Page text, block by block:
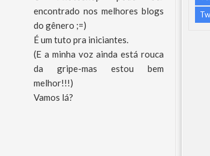
encontrado nos melhores blogs
do gênero ;=)
É um tuto pra iniciantes.
(E a minha voz ainda está rouca
da gripe-mas estou bem
melhor!!!)
Vamos lá?